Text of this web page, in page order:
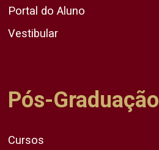
Portal do Aluno
Vestibular
Pós-Graduação
Cursos